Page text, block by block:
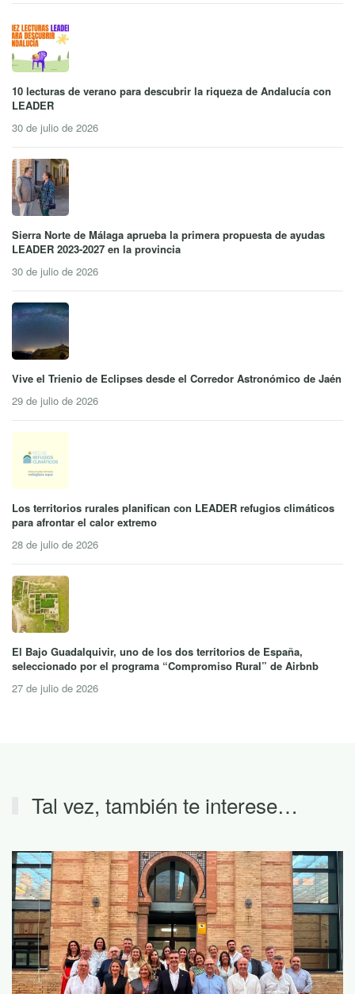
10 lecturas de verano para descubrir la riqueza de Andalucía con
LEADER
30 de julio de 2026
Sierra Norte de Málaga aprueba la primera propuesta de ayudas
LEADER 2023-2027 en la provincia
30 de julio de 2026
Vive el Trienio de Eclipses desde el Corredor Astronómico de Jaén
29 de julio de 2026
Los territorios rurales planifican con LEADER refugios climáticos
para afrontar el calor extremo
28 de julio de 2026
El Bajo Guadalquivir, uno de los dos territorios de España,
seleccionado por el programa “Compromiso Rural” de Airbnb
27 de julio de 2026
Tal vez, también te interese…